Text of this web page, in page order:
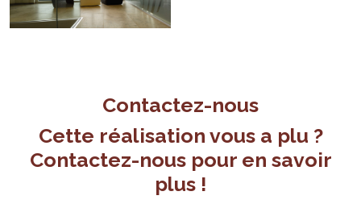
Contactez-nous
Cette réalisation vous a plu ?
Contactez-nous pour en savoir
plus !